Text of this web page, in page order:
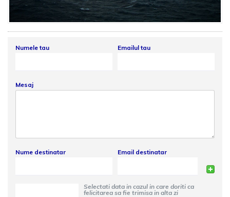
Numele tau Emailul tau
Mesaj
Nume destinatar Email destinatar
Selectati data in cazul in care doriti ca
felicitarea sa fie trimisa in alta zi